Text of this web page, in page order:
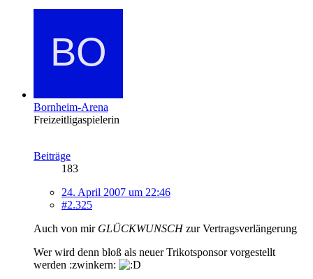
Bornheim-Arena
Freizeitligaspielerin
Beiträge
183
24. April 2007 um 22:46
#2.325
Auch von mir GLÜCKWUNSCHzur Vertragsverlängerung
Wer wird denn bloß als neuer Trikotsponsor vorgestellt
werden :zwinkern: